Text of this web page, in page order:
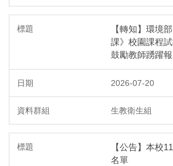
【轉知】環境
課》校園課程
鼓勵教師踴躍報
2026-07-20
生教衛生組
【公告】本校
名單